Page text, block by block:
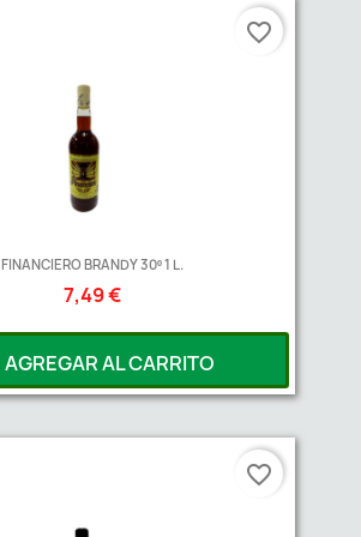
FINANCIERO BRANDY 30º 1 L.
7,49 €
AGREGAR AL CARRITO
favorite_border
favorite_border